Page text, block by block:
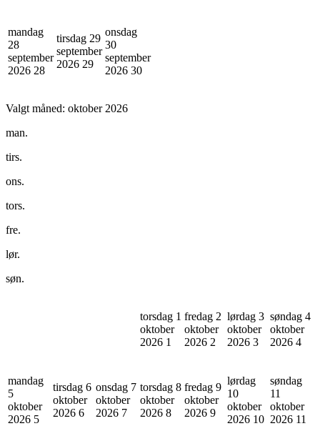
mandag
28
september
2026 28
tirsdag 29
september
2026 29
onsdag
30
september
2026 30
Valgt måned: oktober 2026
man.
tirs.
ons.
tors.
fre.
lør.
søn.
torsdag 1
oktober
2026 1
fredag 2
oktober
2026 2
lørdag 3
oktober
2026 3
søndag 4
oktober
2026 4
mandag
5
oktober
2026 5
tirsdag 6
oktober
2026 6
onsdag 7
oktober
2026 7
torsdag 8
oktober
2026 8
fredag 9
oktober
2026 9
lørdag
10
oktober
2026 10
søndag
11
oktober
2026 11